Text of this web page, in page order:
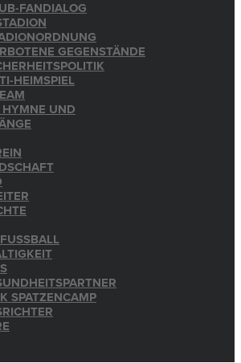
FANDIALOG
GEGENSTÄNDE
HEIMSPIEL
HYMNE UND
SPATZENCAMP